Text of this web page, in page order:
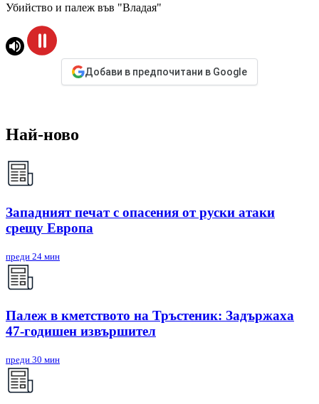
Убийство и палеж във "Владая"
Добави в предпочитани в Google
Най-ново
Западният печат с опасения от руски атаки
срещу Европа
преди 24 мин
Палеж в кметството на Тръстеник: Задържаха
47-годишен извършител
преди 30 мин